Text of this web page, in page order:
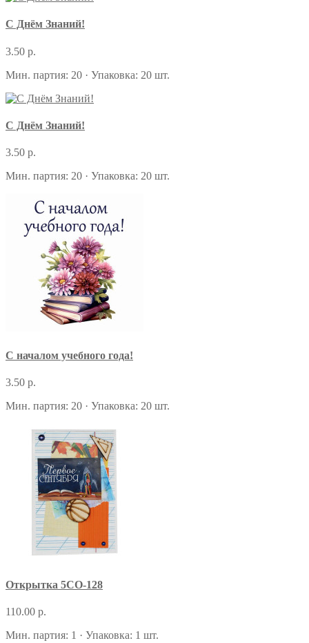
С Днём Знаний!
3.50 р.
Мин. партия: 20 · Упаковка: 20 шт.
С Днём Знаний!
3.50 р.
Мин. партия: 20 · Упаковка: 20 шт.
С началом учебного года!
3.50 р.
Мин. партия: 20 · Упаковка: 20 шт.
Открытка 5СО-128
110.00 р.
Мин. партия: 1 · Упаковка: 1 шт.